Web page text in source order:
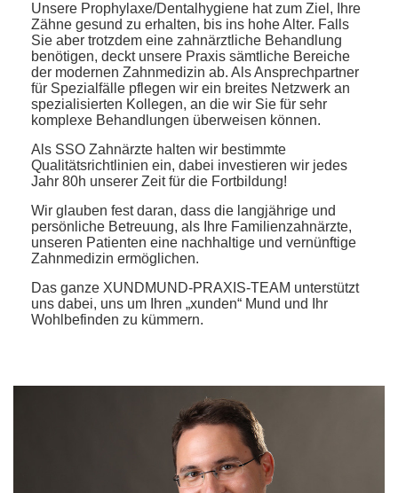
Unsere Prophylaxe/Dentalhygiene hat zum Ziel, Ihre
Zähne gesund zu erhalten, bis ins hohe Alter. Falls
Sie aber trotzdem eine zahnärztliche Behandlung
benötigen, deckt unsere Praxis sämtliche Bereiche
der modernen Zahnmedizin ab. Als Ansprechpartner
für Spezialfälle pflegen wir ein breites Netzwerk an
spezialisierten Kollegen, an die wir Sie für sehr
komplexe Behandlungen überweisen können.
Als SSO Zahnärzte halten wir bestimmte
Qualitätsrichtlinien ein, dabei investieren wir jedes
Jahr 80h unserer Zeit für die Fortbildung!
Wir glauben fest daran, dass die langjährige und
persönliche Betreuung, als Ihre Familienzahnärzte,
unseren Patienten eine nachhaltige und vernünftige
Zahnmedizin ermöglichen.
Das ganze XUNDMUND-PRAXIS-TEAM unterstützt
uns dabei, uns um Ihren „xunden“ Mund und Ihr
Wohlbefinden zu kümmern.